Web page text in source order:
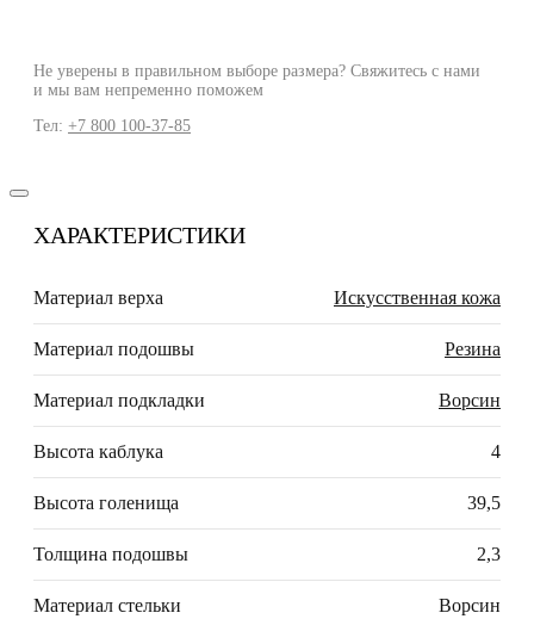
Не уверены в правильном выборе размера? Свяжитесь с нами
и мы вам непременно поможем
Тел: +7 800 100-37-85
ХАРАКТЕРИСТИКИ
Материал верха Искусственная кожа
Материал подошвы Резина
Материал подкладки Ворсин
Высота каблука 4
Высота голенища 39,5
Толщина подошвы 2,3
Материал стельки Ворсин